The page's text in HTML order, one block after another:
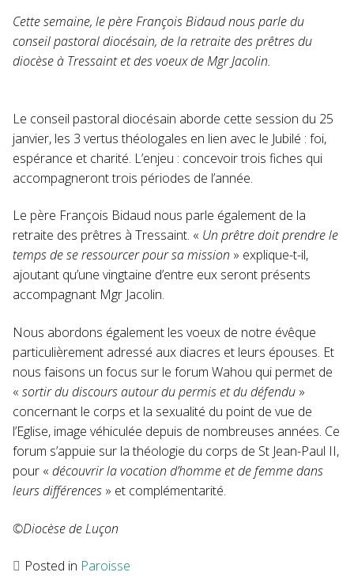
Cette semaine, le père François Bidaud nous parle du
conseil pastoral diocésain, de la retraite des prêtres du
diocèse à Tressaint et des voeux de Mgr Jacolin.
Le conseil pastoral diocésain aborde cette session du 25
janvier, les 3 vertus théologales en lien avec le Jubilé : foi,
espérance et charité. L’enjeu : concevoir trois fiches qui
accompagneront trois périodes de l’année.
Le père François Bidaud nous parle également de la
retraite des prêtres à Tressaint. « Un prêtre doit prendre le
temps de se ressourcer pour sa mission » explique-t-il,
ajoutant qu’une vingtaine d’entre eux seront présents
accompagnant Mgr Jacolin.
Nous abordons également les voeux de notre évêque
particulièrement adressé aux diacres et leurs épouses. Et
nous faisons un focus sur le forum Wahou qui permet de
« sortir du discours autour du permis et du défendu »
concernant le corps et la sexualité du point de vue de
l’Eglise, image véhiculée depuis de nombreuses années. Ce
forum s’appuie sur la théologie du corps de St Jean-Paul II,
pour « découvrir la vocation d’homme et de femme dans
leurs différences » et complémentarité.
©Diocèse de Luçon
Posted in Paroisse